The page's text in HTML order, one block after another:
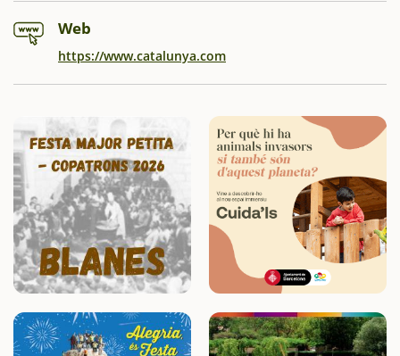
Web
https://www.catalunya.com